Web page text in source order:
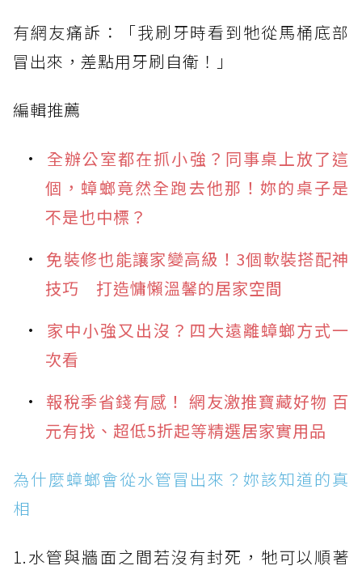
有網友痛訴：「我刷牙時看到牠從馬桶底部
冒出來，差點用牙刷自衛！」
編輯推薦
全辦公室都在抓小強？同事桌上放了這
個，蟑螂竟然全跑去他那！妳的桌子是
不是也中標？
免裝修也能讓家變高級！3個軟裝搭配神
技巧 打造慵懶溫馨的居家空間
家中小強又出沒？四大遠離蟑螂方式一
次看
報稅季省錢有感！ 網友激推寶藏好物 百
元有找、超低5折起等精選居家實用品
為什麼蟑螂會從水管冒出來？妳該知道的真
相
1.水管與牆面之間若沒有封死，牠可以順著